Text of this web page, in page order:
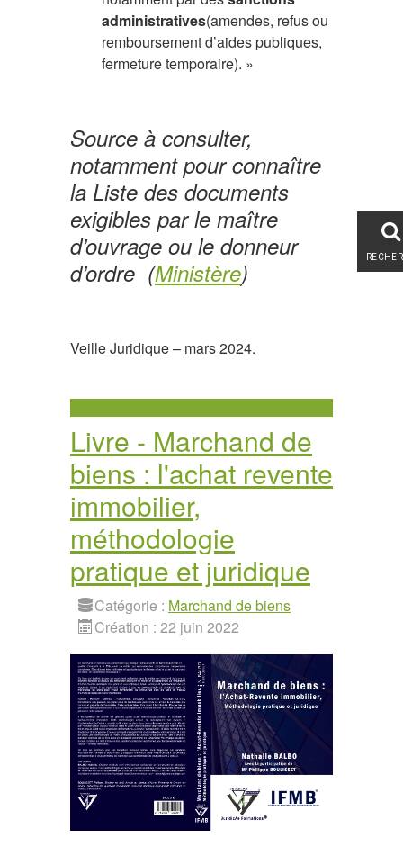
administratives(amendes, refus ou
remboursement d’aides publiques,
fermeture temporaire). »
Source à consulter,
notamment pour connaître
la Liste des documents
exigibles par le maître
d’ouvrage ou le donneur
d’ordre (Ministère)
Veille Juridique – mars 2024.
Livre - Marchand de
biens : l'achat revente
immobilier,
méthodologie
pratique et juridique
Catégorie : Marchand de biens
Création : 22 juin 2022